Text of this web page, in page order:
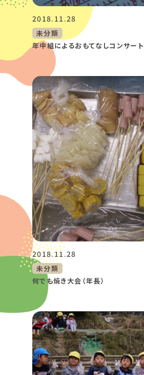
2018.11.28
未分類
年中組によるおもてなしコンサート
2018.11.28
未分類
何でも焼き大会（年長）